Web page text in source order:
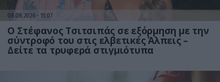
08.08.2026 15:07
Ο Στέφανος Τσιτσιπάς σε εξόρμηση με την
σύντροφό του στις ελβετικές Άλπεις –
Δείτε τα τρυφερά στιγμιότυπα